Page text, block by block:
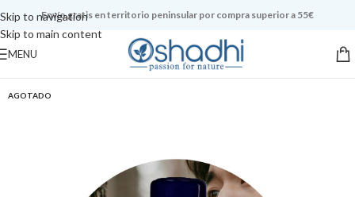
Skip to navigation
Skip to main content
Envío gratis en territorio peninsular por compra superior a 55€
MENU
AGOTADO